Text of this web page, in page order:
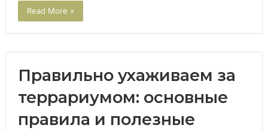
Read More »
Правильно ухаживаем за
террариумом: основные
правила и полезные